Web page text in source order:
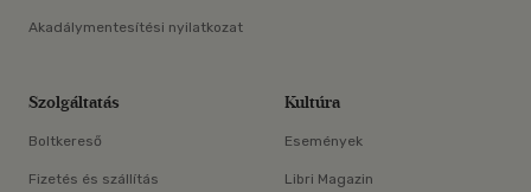
Akadálymentesítési nyilatkozat
Szolgáltatás
Boltkereső
Fizetés és szállítás
Kultúra
Események
Libri Magazin